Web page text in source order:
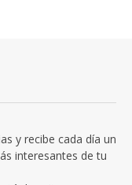
y recibe cada día un
interesantes de tu